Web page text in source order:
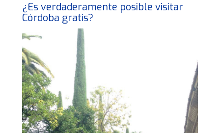
¿Es verdaderamente posible visitar
Córdoba gratis?